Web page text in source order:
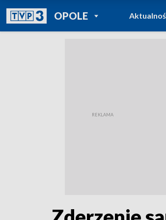
OPOLEPOWRÓT DO
TVP REGIONY